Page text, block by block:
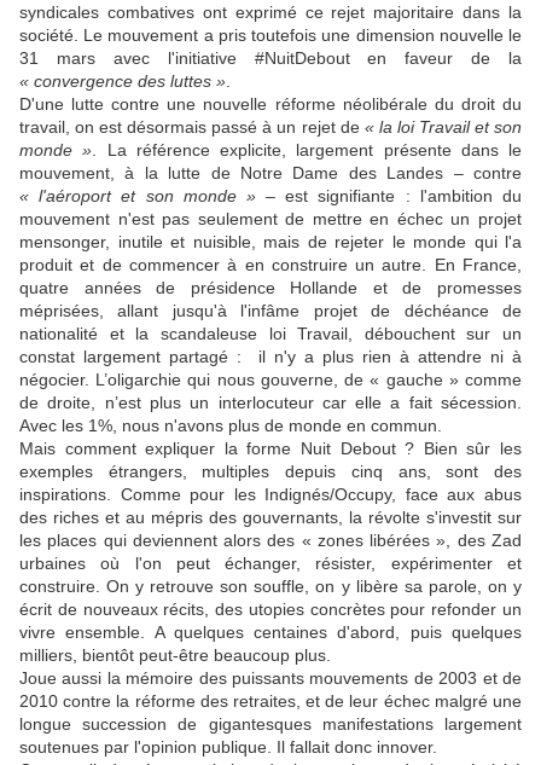
syndicales combatives ont exprimé ce rejet majoritaire dans la
société. Le mouvement a pris toutefois une dimension nouvelle le
31 mars avec l'initiative #NuitDebout en faveur de la
« convergence des luttes »
D'une lutte contre une nouvelle réforme néolibérale du droit du
travail, on est désormais passé à un rejet de « la loi Travail et son
monde » . La référence explicite, largement présente dans le
mouvement, à la lutte de Notre Dame des Landes – contre
« l'aéroport et son monde » – est signifiante : l'ambition du
mouvement n'est pas seulement de mettre en échec un projet
mensonger, inutile et nuisible, mais de rejeter le monde qui l'a
produit et de commencer à en construire un autre. En France,
quatre années de présidence Hollande et de promesses
méprisées, allant jusqu'à l'infâme projet de déchéance de
nationalité et la scandaleuse loi Travail, débouchent sur un
constat largement partagé : il n'y a plus rien à attendre ni à
négocier. L’oligarchie qui nous gouverne, de « gauche » comme
de droite, n’est plus un interlocuteur car elle a fait sécession.
Avec les 1%, nous n'avons plus de monde en commun.
Mais comment expliquer la forme Nuit Debout ? Bien sûr les
exemples étrangers, multiples depuis cinq ans, sont des
inspirations. Comme pour les Indignés/Occupy, face aux abus
des riches et au mépris des gouvernants, la révolte s'investit sur
les places qui deviennent alors des « zones libérées », des Zad
urbaines où l'on peut échanger, résister, expérimenter et
construire. On y retrouve son souffle, on y libère sa parole, on y
écrit de nouveaux récits, des utopies concrètes pour refonder un
vivre ensemble. A quelques centaines d'abord, puis quelques
milliers, bientôt peut-être beaucoup plus.
Joue aussi la mémoire des puissants mouvements de 2003 et de
2010 contre la réforme des retraites, et de leur échec malgré une
longue succession de gigantesques manifestations largement
soutenues par l'opinion publique. Il fallait donc innover.